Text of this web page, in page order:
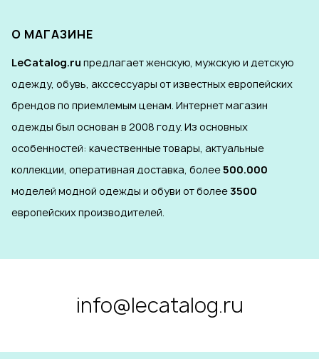
О МАГАЗИНЕ
LeCatalog.ru предлагает женскую, мужскую и детскую
одежду, обувь, акссессуары от известных европейских
брендов по приемлемым ценам. Интернет магазин
одежды был основан в 2008 году. Из основных
особенностей: качественные товары, актуальные
коллекции, оперативная доставка, более500.000
моделей модной одежды и обуви от более3500
европейских производителей.
info@lecatalog.ru